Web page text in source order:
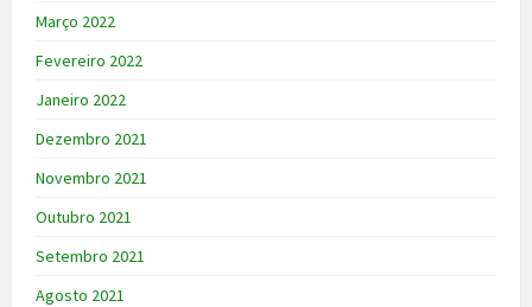
Março 2022
Fevereiro 2022
Janeiro 2022
Dezembro 2021
Novembro 2021
Outubro 2021
Setembro 2021
Agosto 2021